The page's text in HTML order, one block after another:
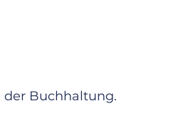
der Buchhaltung.